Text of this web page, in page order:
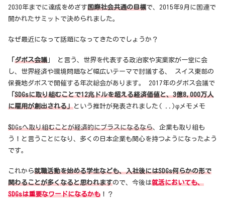
2030年までに達成をめざす国際社会共通の目標で、2015年9月に国連で
開かれたサミットで決められました。
なぜ最近になって話題になってきたのでしょうか？
ダボス会議 」 と言う、世界を代表する政治家や実業家が一堂に会
し、世界経済や環境問題など幅広いテーマで討議する、 スイス東部の
保養地ダボスで開催する年次総会があります。 2017年のダボス会議で
SDGsに取り組むことで12兆ドルを超える経済価値と、3億8,000万人
に雇用が創出される」という推計が発表されました( ..)φメモメモ
SDGsへ取り組むことが経済的にプラスになるなら、企業も取り組も
う！と言うことになり、多くの日本企業も関心を持つようになったよう
です。
これから就職活動を始める学生なども、入社後にはSDGs何らかの形で
関わることが多くなると思われますので、今後は就活においても、
SDGsは重要なワードになるかも ！？